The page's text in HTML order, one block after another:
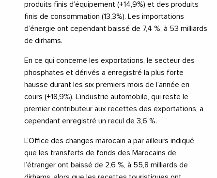
produits finis d’équipement (+14,9%) et des produits
finis de consommation (13,3%). Les importations
d’énergie ont cependant baissé de 7,4 %, à 53 milliards
de dirhams.
En ce qui concerne les exportations, le secteur des
phosphates et dérivés a enregistré la plus forte
hausse durant les six premiers mois de l’année en
cours (+18,9%). L’industrie automobile, qui reste le
premier contributeur aux recettes des exportations, a
cependant enregistré un recul de 3,6 %.
L’Office des changes marocain a par ailleurs indiqué
que les transferts de fonds des Marocains de
l’étranger ont baissé de 2,6 %, à 55,8 milliards de